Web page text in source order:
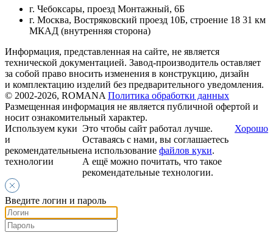
г. Чебоксары, проезд Монтажный, 6Б
г. Москва, Востряковский проезд 10Б, строение 18 31 км
МКАД (внутренняя сторона)
Информация, представленная на сайте, не является
технической документацией. Завод-производитель оставляет
за собой право вносить изменения в конструкцию, дизайн
и комплектацию изделий без предварительного уведомления.
© 2002-2026, ROMANA Политика обработки данных
Размещенная информация не является публичной офертой и
носит ознакомительный характер.
Используем куки
и
рекомендательные
технологии
Это чтобы сайт работал лучше.
Оставаясь с нами, вы соглашаетесь
на использование файлов куки.
А ещё можно почитать, что такое
рекомендательные технологии.
Хорошо
Введите логин и пароль